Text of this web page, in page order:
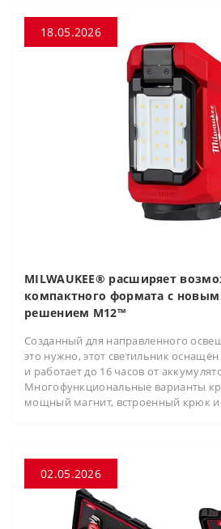
18.05.2026
MILWAUKEE® расширяет
компактного формата с
решением M12™
Созданный для направленного
это нужно, этот светильник
и работает до 16 часов от
Многофункциональные варианты
мощный магнит, встроенный крюк и
02.05.2026